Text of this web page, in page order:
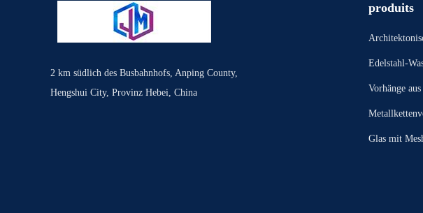
2 km südlich des Busbahnhofs, Anping County,
Hengshui City, Provinz Hebei, China
produits
Edelstahl-
Vorhänge
Glas mit